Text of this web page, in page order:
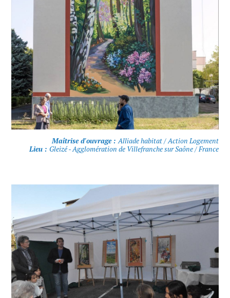
Maîtrise d'ouvrage :Alliade habitat / Action Logement
Lieu : Gleizé - Agglomération de Villefranche sur Saône / France